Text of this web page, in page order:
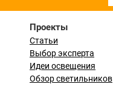
Проекты
Статьи
Выбор эксперта
Идеи освещения
Обзор светильников